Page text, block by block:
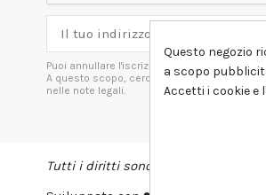
Puoi annullare l'iscrizione in ogni momenti.
A questo scopo, cerca le info di contatto
nelle note legali.
Tutti i diritti sono riservati DSHIRT -
Questo negozio
a scopo
Accetti i cookie e